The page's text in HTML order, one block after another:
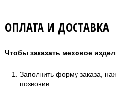
ОПЛАТА И ДОСТАВКА
Чтобы заказать меховое
Заполнить форму заказа,
позвонив